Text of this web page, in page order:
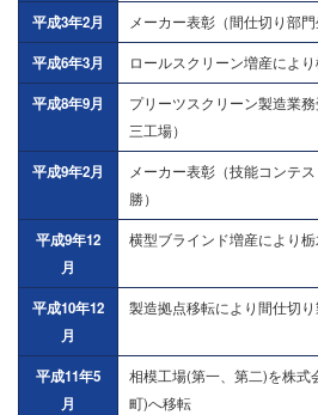
平成3年2月 メーカー表彰（間仕切り部門
平成6年3月 ロールスクリーン増産によ
平成8年9月
プリーツスクリーン製造業
三工場）
平成9年2月
メーカー表彰（技能コンテ
勝）
平成9年12
月
横型ブラインド増産により栃
平成10年12
月
製造拠点移転により間仕切
平成11年5
月
相模工場(第一、第二)を株式
町)へ移転